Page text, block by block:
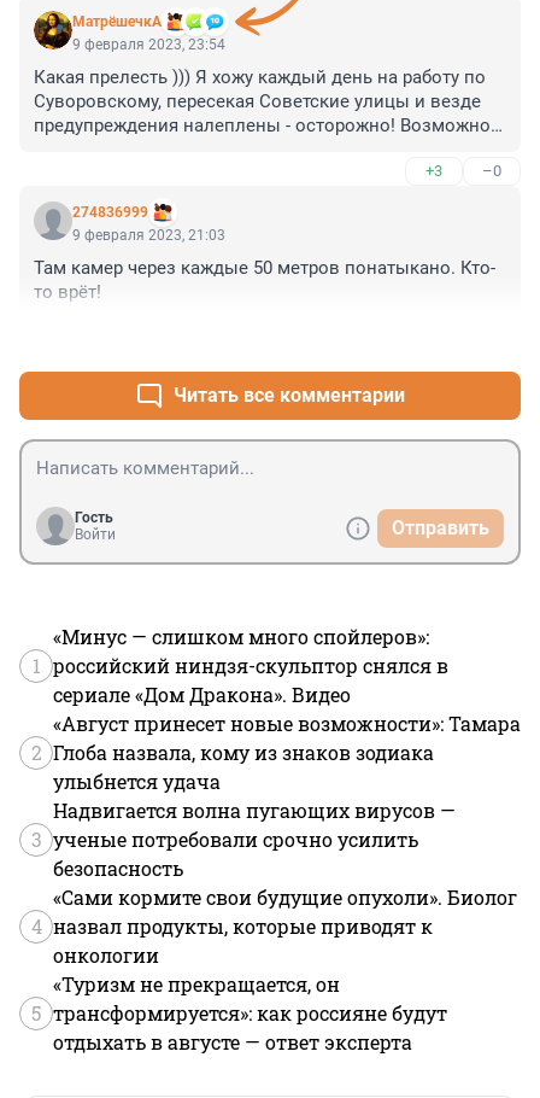
МатрёшечкА
9 февраля 2023, 23:54
Какая прелесть ))) Я хожу каждый день на работу по
Суворовскому, пересекая Советские улицы и везде
предупреждения налеплены - осторожно! Возможно
что нас убить или покалечить может! А дальше вся
ответственность на нас, видимо, на людей, который
по этим улицам ходят. Или нам по проезжей части
ходить? Тогда пусть и там повесят объявление -
осторожно, возможен наезд машиной! Хочется
написать всё, что я думаю на этот счёт, но, не буду,
+3 –0
274836999
9 февраля 2023, 21:03
Там камер через каждые 50 метров понатыкано. Кто-
то врёт!
Читать все комментарии
Гость
Войти
Отправить
1
«Минус — слишком много спойлеров»:
российский ниндзя-скульптор снялся в
сериале «Дом Дракона». Видео
2
«Август принесет новые возможности»: Тамара
Глоба назвала, кому из знаков зодиака
улыбнется удача
3
Надвигается волна пугающих вирусов —
ученые потребовали срочно усилить
безопасность
4
«Сами кормите свои будущие опухоли». Биолог
назвал продукты, которые приводят к
онкологии
5
«Туризм не прекращается, он
трансформируется»: как россияне будут
отдыхать в августе — ответ эксперта